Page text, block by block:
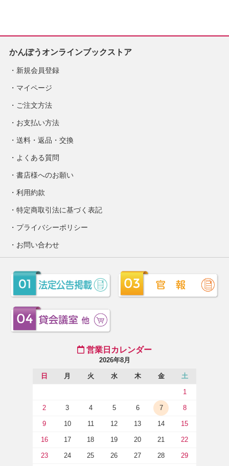
かんぽうオンラインブックストア
新規会員登録
マイページ
ご注文方法
お支払い方法
送料・返品・交換
よくある質問
書店様へのお願い
利用約款
特定商取引法に基づく表記
プライバシーポリシー
お問い合わせ
営業日カレンダー
2026年8月
日 月 火 水 木 金 土
1
2 3 4 5 6 7 8
9 10 11 12 13 14 15
16 17 18 19 20 21 22
23 24 25 26 27 28 29